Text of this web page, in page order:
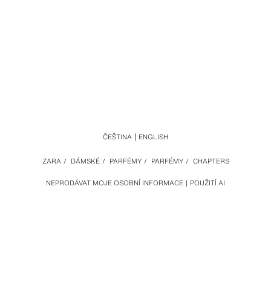
NEPRODÁVAT MOJE OSOBNÍ INFORMACE POUŽITÍ AI
ZARA / DÁMSKÉ / PARFÉMY / PARFÉMY / CHAPTERS
ČEŠTINA ENGLISH